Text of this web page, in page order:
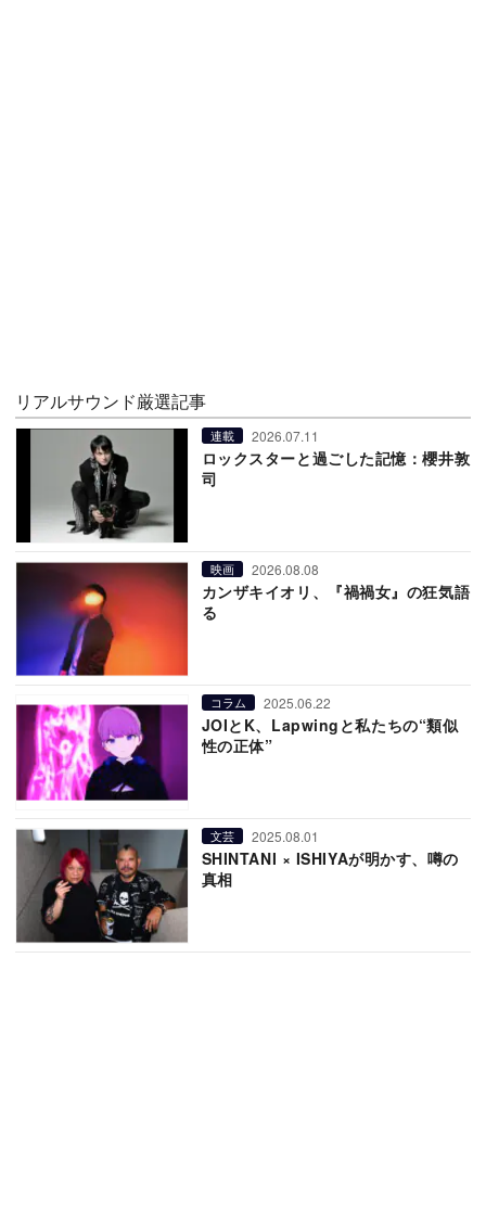
リアルサウンド厳選記事
連載 2026.07.11
ロックスターと過ごした記憶：櫻井敦
司
映画 2026.08.08
カンザキイオリ、『禍禍女』の狂気語
る
コラム 2025.06.22
JOIとK、Lapwingと私たちの“類似
性の正体”
文芸 2025.08.01
SHINTANI × ISHIYAが明かす、噂の
真相